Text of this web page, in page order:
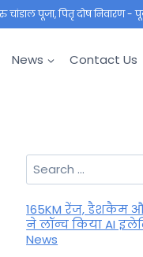
पूजा, पितृ दोष निवारण -
News Contact Us
Search
for:
165KM रेंज, डैशकैम
ने लॉन्च किया AI
News